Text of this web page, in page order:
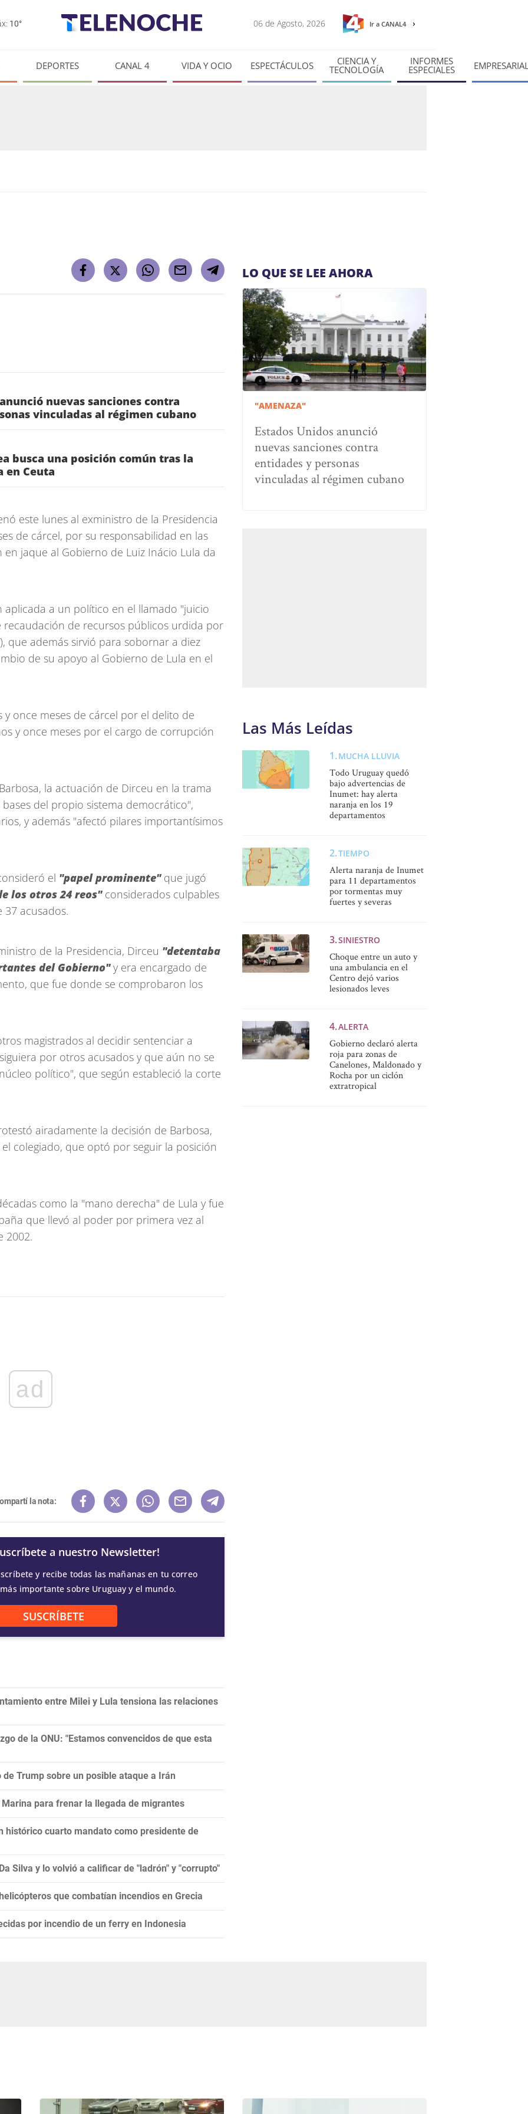
10° 06 de Agosto, 2026 Ir a CANAL4
DEPORTES CANAL 4 VIDA Y OCIO ESPECTÁCULOS CIENCIA Y
TECNOLOGÍA
INFORMES
ESPECIALES
nuevas sanciones contra
vinculadas al régimen cubano
busca una posición común tras la
en Ceuta
este lunes al exministro de la Presidencia
de cárcel, por su responsabilidad en las
jaque al Gobierno de Luiz Inácio Lula da
aplicada a un político en el llamado "juicio
de recursos públicos urdida por
que además sirvió para sobornar a diez
de su apoyo al Gobierno de Lula en el
once meses de cárcel por el delito de
y once meses por el cargo de corrupción
la actuación de Dirceu en la trama
del propio sistema democrático",
y además "afectó pilares importantísimos
el "papel prominente"que jugó
los otros 24 reos"considerados culpables
acusados.
de la Presidencia, Dirceu "detentaba
del Gobierno"y era encargado de
que fue donde se comprobaron los
magistrados al decidir sentenciar a
por otros acusados y que aún no se
político", que según estableció la corte
airadamente la decisión de Barbosa,
colegiado, que optó por seguir la posición
como la "mano derecha" de Lula y fue
que llevó al poder por primera vez al
2002.
ad
la nota:
a nuestro Newsletter!
y recibe todas las mañanas en tu correo
importante sobre Uruguay y el mundo.
SUSCRÍBETE
entre Milei y Lula tensiona las relaciones
de la ONU: "Estamos convencidos de que esta
Trump sobre un posible ataque a Irán
para frenar la llegada de migrantes
histórico cuarto mandato como presidente de
Silva y lo volvió a calificar de "ladrón" y "corrupto"
que combatían incendios en Grecia
por incendio de un ferry en Indonesia
LO QUE SE LEE AHORA
"AMENAZA"
Estados Unidos anunció
nuevas sanciones contra
entidades y personas
vinculadas al régimen cubano
Las Más Leídas
MUCHA LLUVIA
Todo Uruguay quedó
bajo advertencias de
Inumet: hay alerta
naranja en los 19
departamentos
TIEMPO
Alerta naranja de Inumet
para 11 departamentos
por tormentas muy
fuertes y severas
SINIESTRO
Choque entre un auto y
una ambulancia en el
Centro dejó varios
lesionados leves
ALERTA
Gobierno declaró alerta
roja para zonas de
Canelones, Maldonado y
Rocha por un ciclón
extratropical